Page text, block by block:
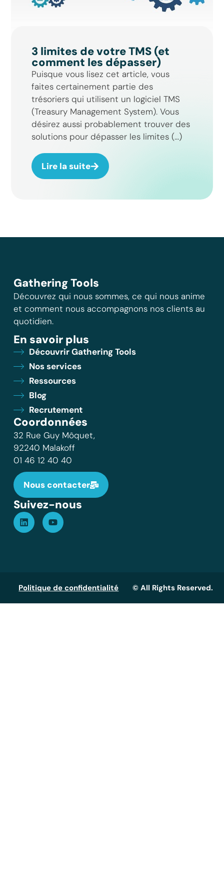
3 limites de votre TMS (et
comment les dépasser)
Puisque vous lisez cet article, vous
faites certainement partie des
trésoriers qui utilisent un logiciel TMS
(Treasury Management System). Vous
désirez aussi probablement trouver des
solutions pour dépasser les limites (...)
Lire la suite
Gathering Tools
Découvrez qui nous sommes, ce qui nous anime
et comment nous accompagnons nos clients au
quotidien.
En savoir plus
Découvrir Gathering Tools
Nos services
Ressources
Blog
Recrutement
Coordonnées
32 Rue Guy Môquet,
92240 Malakoff
01 46 12 40 40
Nous contacter
Suivez-nous
Politique de confidentialité © All Rights Reserved.